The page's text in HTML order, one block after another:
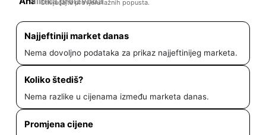
Otključajte provjeru lažnih popusta.
Najjeftiniji market danas
Nema dovoljno podataka za prikaz najjeftinijeg marketa.
Koliko štediš?
Nema razlike u cijenama između marketa danas.
Promjena cijene